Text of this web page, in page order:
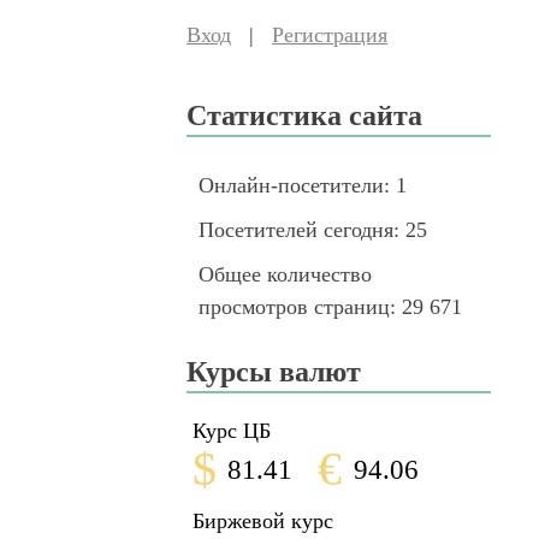
Вход |Регистрация
Статистика сайта
Онлайн-посетители: 1
Посетителей сегодня: 25
Общее количество
просмотров страниц: 29 671
Курсы валют
Курс ЦБ
$ 81.41 € 94.06
Биржевой курс